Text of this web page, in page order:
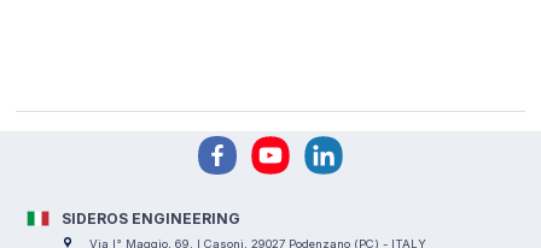
SIDEROS ENGINEERING
Via I° Maggio, 69, I Casoni, 29027 Podenzano (PC) - ITALY